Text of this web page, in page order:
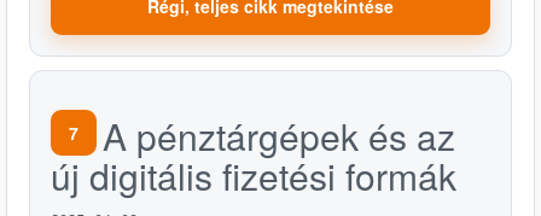
Régi, teljes cikk megtekintése
7 A pénztárgépek és az
új digitális fizetési formák